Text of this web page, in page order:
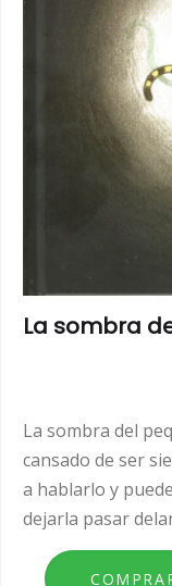
La sombra
La sombra del
cansado de ser
a hablarlo y
dejarla pasar